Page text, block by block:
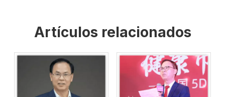
Artículos relacionados